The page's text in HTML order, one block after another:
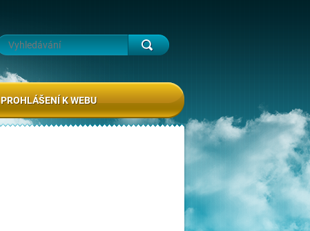
PROHLÁŠENÍ K WEBU